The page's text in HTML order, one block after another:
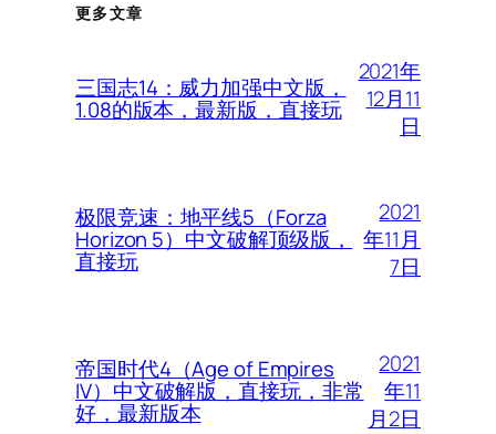
更多文章
三国志14：威力加强中文版，
1.08的版本，最新版，直接玩
2021年
12月11
日
极限竞速：地平线5（Forza
Horizon 5）中文破解顶级版，
直接玩
2021
年11月
7日
帝国时代4（Age of Empires
IV）中文破解版，直接玩，非常
好，最新版本
2021
年11
月2日